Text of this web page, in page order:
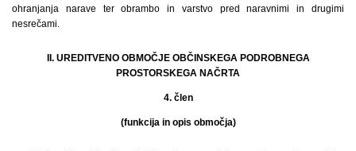
ohranjanja narave ter obrambo in varstvo pred naravnimi in drugimi
nesrečami.
II. UREDITVENO OBMOČJE OBČINSKEGA PODROBNEGA
PROSTORSKEGA NAČRTA
4. člen
(funkcija in opis območja)